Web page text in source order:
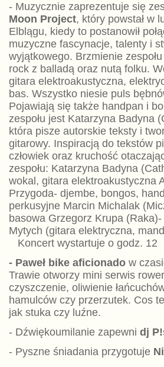
- Muzycznie zaprezentuje się
Moon Project, który powstał w
Elblągu, kiedy to postanowił
muzyczne fascynacje, talenty i
wyjątkowego. Brzmienie
rock z balladą oraz nutą folku.
gitara elektroakustyczna,
bas. Wszystko niesie puls
Pojawiają się także handpan i
zespołu jest Katarzyna Badyna
która pisze autorskie teksty i
gitarowy. Inspiracją do tekstów
człowiek oraz kruchość
zespołu: Katarzyna Badyna
wokal, gitara elektroakustyczna
Przygoda- djembe, bongos,
perkusyjne Marcin Michalak
basowa Grzegorz Krupa
Mytych (gitara elektryczna,
Koncert wystartuje o godz. 12
- Paweł bike aficionadow
Trawie otworzy mini serwis
czyszczenie, oliwienie
hamulców czy przerzutek. Cos
jak stuka czy luźne.
- Dźwiękoumilanie zapewni dj
- Pyszne śniadania przygotuje